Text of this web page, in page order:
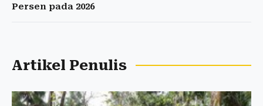
Persen pada 2026
Artikel Penulis